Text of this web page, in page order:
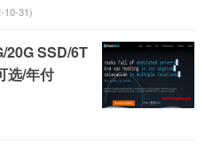
10-31)
20G SSD/6T
选/年付